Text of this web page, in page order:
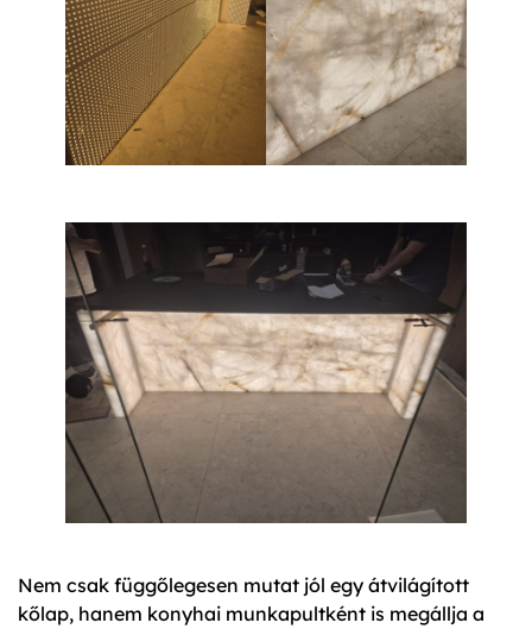
Nem csak függőlegesen mutat jól egy átvilágított
kőlap, hanem konyhai munkapultként is megállja a